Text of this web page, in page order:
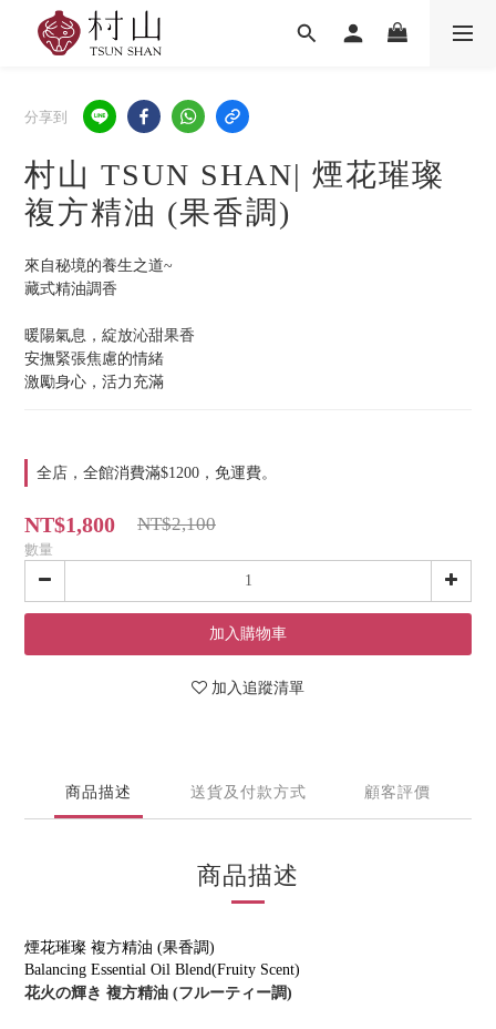
分享到
村山 TSUN SHAN| 煙花璀璨
複方精油 (果香調)
來自秘境的養生之道~
藏式精油調香
暖陽氣息，綻放沁甜果香
安撫緊張焦慮的情緒
激勵身心，活力充滿
全店，全館消費滿$1200，免運費。
NT$1,800 NT$2,100
數量
加入購物車
加入追蹤清單
商品描述 送貨及付款方式 顧客評價
商品描述
煙花璀璨 複方精油 (果香調)
Balancing Essential Oil Blend(Fruity Scent)
花火の輝き 複方精油 (フルーティー調)